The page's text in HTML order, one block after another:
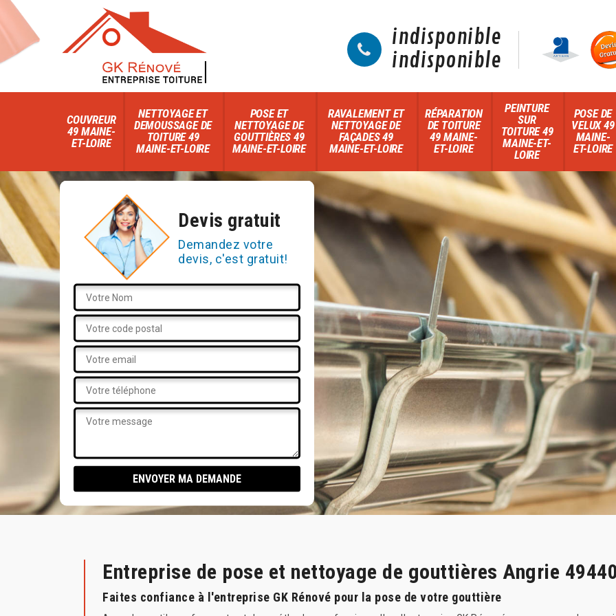
indisponible
indisponible
COUVREUR
49 MAINE-
ET-LOIRE
NETTOYAGE ET
DEMOUSSAGE DE
TOITURE 49
MAINE-ET-LOIRE
POSE ET
NETTOYAGE DE
GOUTTIÈRES 49
MAINE-ET-LOIRE
RAVALEMENT ET
NETTOYAGE DE
FAÇADES 49
MAINE-ET-LOIRE
RÉPARATION
DE TOITURE
49 MAINE-
ET-LOIRE
PEINTURE
SUR
TOITURE 49
MAINE-ET-
LOIRE
POSE DE
VELUX 49
MAINE-
ET-LOIRE
Devis gratuit
Demandez votre
devis, c'est gratuit!
Entreprise de pose et nettoyage de gouttières Angrie
Faites confiance à l'entreprise GK Rénové pour la pose de votre gouttière